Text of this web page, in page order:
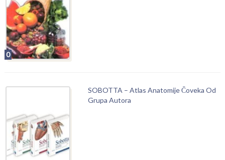
0
SOBOTTA – Atlas Anatomije Čoveka Od
Grupa Autora